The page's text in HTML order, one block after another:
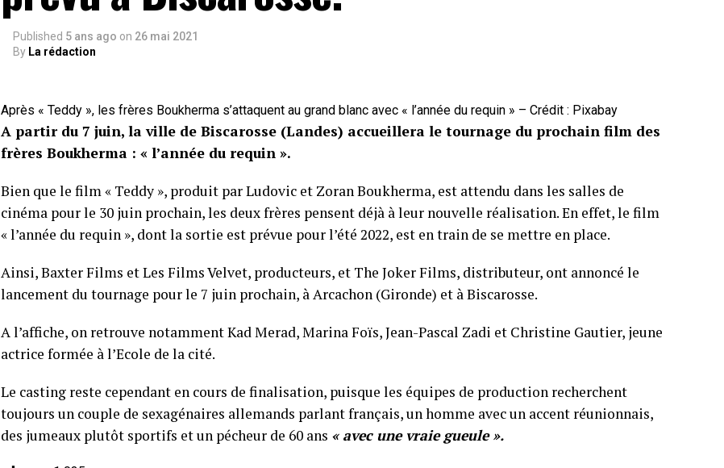
Published 5 ans ago on 26 mai 2021
By La rédaction
Après « Teddy », les frères Boukherma s’attaquent au grand blanc avec « l’année du requin » – Crédit : Pixabay
A partir du 7 juin, la ville de Biscarosse (Landes) accueillera le tournage du prochain film des
frères Boukherma : « l’année du requin ».
Bien que le film « Teddy », produit par Ludovic et Zoran Boukherma, est attendu dans les salles de
cinéma pour le 30 juin prochain, les deux frères pensent déjà à leur nouvelle réalisation. En effet, le film
« l’année du requin », dont la sortie est prévue pour l’été 2022, est en train de se mettre en place.
Ainsi, Baxter Films et Les Films Velvet, producteurs, et The Joker Films, distributeur, ont annoncé le
lancement du tournage pour le 7 juin prochain, à Arcachon (Gironde) et à Biscarosse.
A l’affiche, on retrouve notamment Kad Merad, Marina Foïs, Jean-Pascal Zadi et Christine Gautier, jeune
actrice formée à l’Ecole de la cité.
Le casting reste cependant en cours de finalisation, puisque les équipes de production recherchent
toujours un couple de sexagénaires allemands parlant français, un homme avec un accent réunionnais,
des jumeaux plutôt sportifs et un pécheur de 60 ans « avec une vraie gueule ».